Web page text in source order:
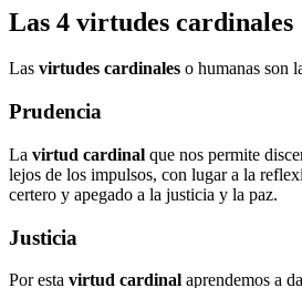
Las 4 virtudes cardinales
Las virtudes cardinales o humanas son
Prudencia
La virtud cardinal que nos permite
lejos de los impulsos, con lugar a la
certero y apegado a la justicia y la paz.
Justicia
Por esta virtud cardinal aprendemos a